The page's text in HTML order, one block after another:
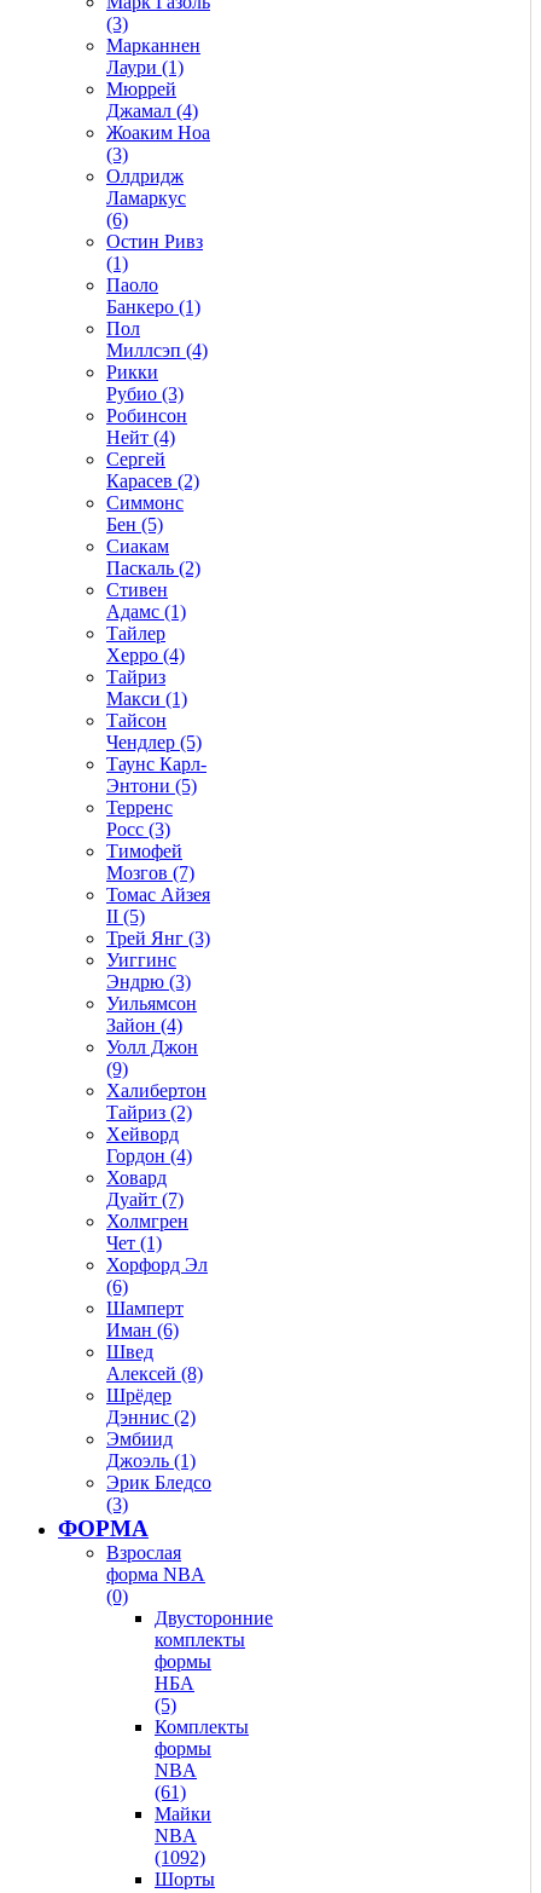
(3)
Марканнен
Лаури (1)
Мюррей
Джамал (4)
Жоаким Ноа
(3)
Олдридж
Ламаркус
(6)
Остин Ривз
(1)
Паоло
Банкеро (1)
Пол
Миллсэп (4)
Рикки
Рубио (3)
Робинсон
Нейт (4)
Сергей
Карасев (2)
Симмонс
Бен (5)
Сиакам
Паскаль (2)
Стивен
Адамс (1)
Тайлер
Херро (4)
Тайриз
Макси (1)
Тайсон
Чендлер (5)
Таунс Карл-
Энтони (5)
Терренс
Росс (3)
Тимофей
Мозгов (7)
Томас Айзея
II (5)
Трей Янг (3)
Уиггинс
Эндрю (3)
Уильямсон
Зайон (4)
Уолл Джон
(9)
Халибертон
Тайриз (2)
Хейворд
Гордон (4)
Ховард
Дуайт (7)
Холмгрен
Чет (1)
Хорфорд Эл
(6)
Шамперт
Иман (6)
Швед
Алексей (8)
Шрёдер
Дэннис (2)
Эмбиид
Джоэль (1)
Эрик Бледсо
(3)
ФОРМА
Взрослая
форма NBA
(0)
Двусторонние
комплекты
формы
НБА
(5)
Комплекты
формы
NBA
(61)
Майки
NBA
(1092)
Шорты